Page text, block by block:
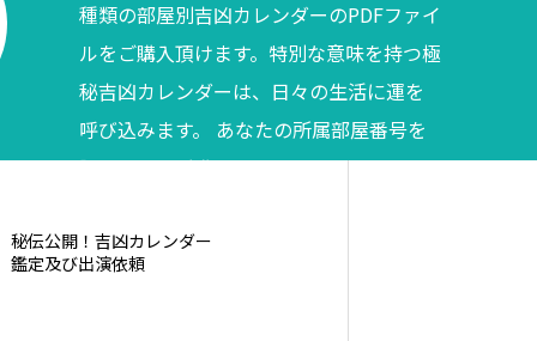
種類の部屋別吉凶カレンダーのPDFファイ
ルをご購入頂けます。特別な意味を持つ極
秘吉凶カレンダーは、日々の生活に運を
呼び込みます。 あなたの所属部屋番号を
調べてからご購入ください。
秘伝公開！吉凶カレンダー
鑑定及び出演依頼